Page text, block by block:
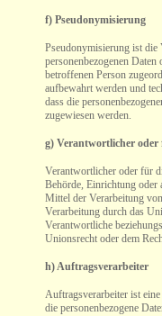
f) Pseudonymisierung
Pseudonymisierung ist die
personenbezogenen
betroffenen Person
aufbewahrt werden und
dass die
zugewiesen werden.
g) Verantwortlicher
Verantwortlicher oder für
Behörde, Einrichtung oder
Mittel der Verarbeitung
Verarbeitung durch das
Verantwortliche
Unionsrecht oder dem
h) Auftragsverarbeiter
Auftragsverarbeiter ist
die personenbezogene